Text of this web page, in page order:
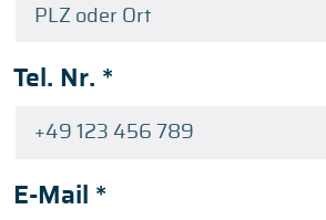
Tel. Nr. *
E-Mail *